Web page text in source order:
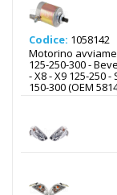
Codice: 1058142
Motorino
125-250-300 -
- X8 - X9 125-250
150-300 (OEM